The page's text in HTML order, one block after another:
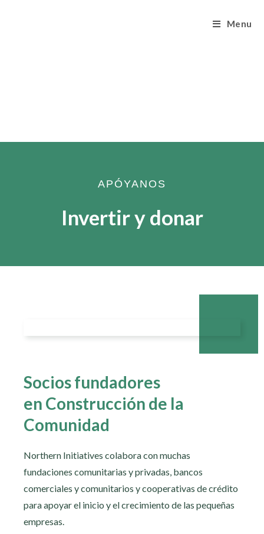
Menu
APÓYANOS
Invertir y donar
Socios fundadores
en Construcción de la
Comunidad
Northern Initiatives colabora con muchas
fundaciones comunitarias y privadas, bancos
comerciales y comunitarios y cooperativas de crédito
para apoyar el inicio y el crecimiento de las pequeñas
empresas.